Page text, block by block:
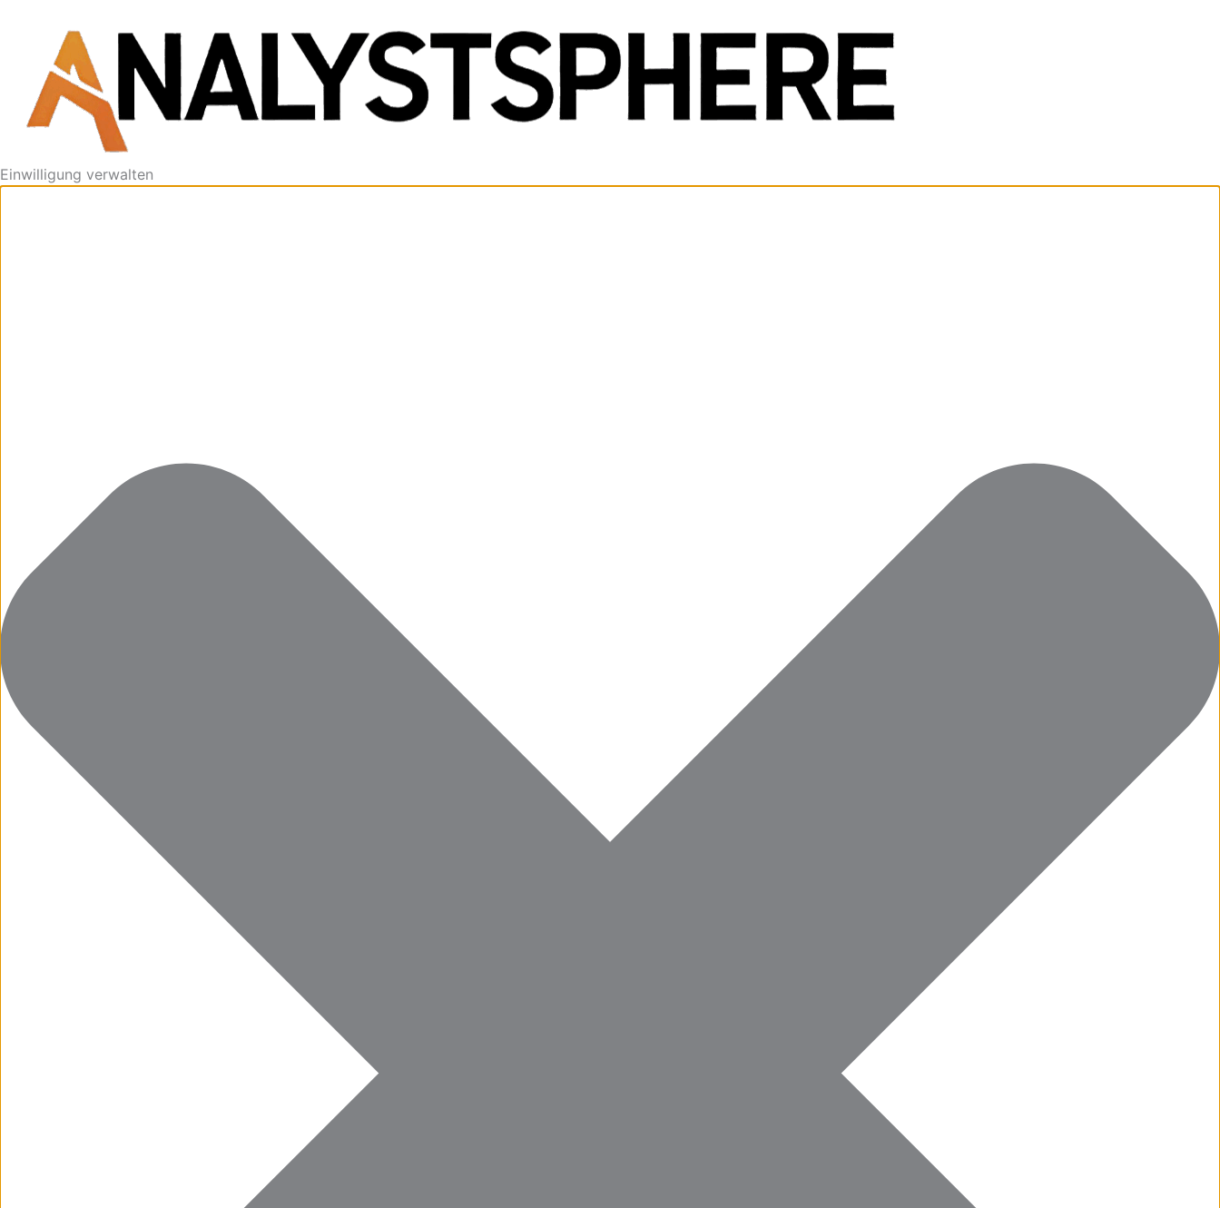
Einwilligung verwalten